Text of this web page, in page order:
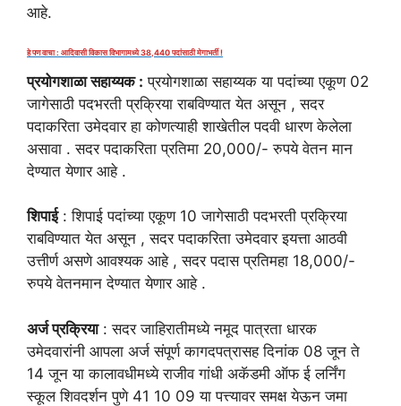
आहे.
हे पण वाचा : आदिवासी विकास विभागामध्ये 38,440 पदांसाठी मेगाभर्ती !
प्रयोगशाळा सहाय्यक : प्रयोगशाळा सहाय्यक या पदांच्या एकूण 02
जागेसाठी पदभरती प्रक्रिया राबविण्यात येत असून , सदर
पदाकरिता उमेदवार हा कोणत्याही शाखेतील पदवी धारण केलेला
असावा . सदर पदाकरिता प्रतिमा 20,000/- रुपये वेतन मान
देण्यात येणार आहे .
शिपाई: शिपाई पदांच्या एकूण 10 जागेसाठी पदभरती प्रक्रिया
राबविण्यात येत असून , सदर पदाकरिता उमेदवार इयत्ता आठवी
उत्तीर्ण असणे आवश्यक आहे , सदर पदास प्रतिमहा 18,000/-
रुपये वेतनमान देण्यात येणार आहे .
अर्ज प्रक्रिया: सदर जाहिरातीमध्ये नमूद पात्रता धारक
उमेदवारांनी आपला अर्ज संपूर्ण कागदपत्रासह दिनांक 08 जून ते
14 जून या कालावधीमध्ये राजीव गांधी अकॅडमी ऑफ ई लर्निंग
स्कूल शिवदर्शन पुणे 41 10 09 या पत्त्यावर समक्ष येऊन जमा